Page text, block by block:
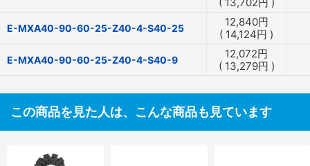
E-MXA40-90-60-25-Z40-4-S40-25 12,840円
( 14,124円 )
E-MXA40-90-60-25-Z40-4-S40-9 12,072円
( 13,279円 )
この商品を見た人は、こんな商品も見ています